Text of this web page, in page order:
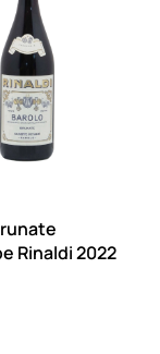
Rinaldi 2022